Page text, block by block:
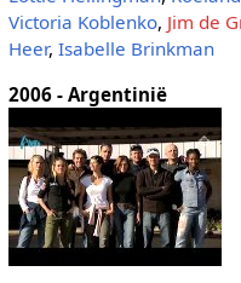
Victoria Koblenko, Jim de
Heer, Isabelle Brinkman
2006 - Argentinië